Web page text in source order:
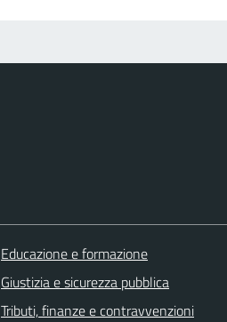
Educazione e formazione
Giustizia e sicurezza pubblica
Tributi, finanze e contravvenzioni